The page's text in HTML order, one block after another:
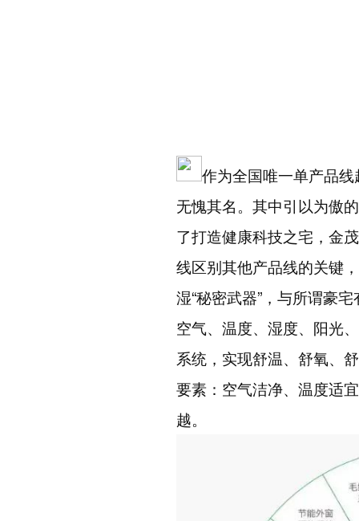
作为全国唯一单产品线
无愧其名。其中引以为傲的
了打造健康科技之宅，金
线区别其他产品线的关键
湿“秘密武器” ，与所谓豪
空气、温度、湿度、阳光
系统，实现舒温、舒氧、
要素：空气洁净、温度适
越。